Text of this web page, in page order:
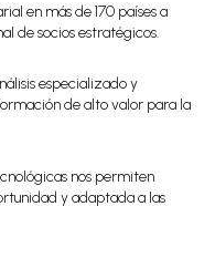
en más de 170 países a
de socios estratégicos.
especializado y
de alto valor para la
nos permiten
y adaptada a las